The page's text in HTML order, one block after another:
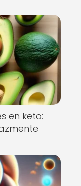
en keto: